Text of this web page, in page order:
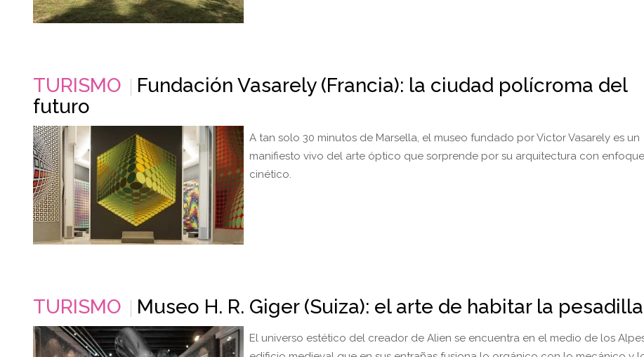
TURISMO
Fundación Vasarely (Francia): la ciudad polícroma del
futuro
A tan solo 30 minutos de Marsella, el museo fundado por Victor Vasarely es un
manifiesto vivo del arte óptico que sorprende por su arquitectura con enfoque
cinético.
TURISMO Museo H. R. Giger (Suiza): el arte de habitar la pesadilla
El universo estético del creador de Alien se encuentra en el medio de los